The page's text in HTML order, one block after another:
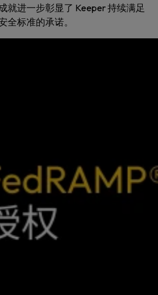
就进一步彰显了 Keeper 持续满足
全标准的承诺。